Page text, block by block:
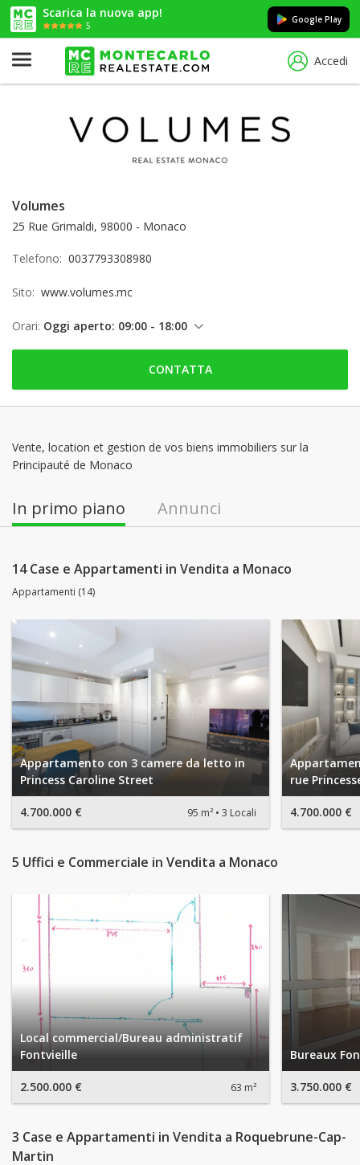
Scarica la nuova app!
5
Google Play
Accedi
Volumes
25 Rue Grimaldi, 98000 - Monaco
Telefono: 0037793308980
Sito: www.volumes.mc
Orari: Oggi aperto: 09:00 - 18:00
giovedì: 09:00 - 18:00
venerdì: 09:00 - 18:00
lunedì: 09:00 - 18:00
martedì: 09:00 - 18:00
CONTATTA
Vente, location et gestion de vos biens immobiliers sur la
Principauté de Monaco
In primo piano Annunci
14 Case e Appartamenti in Vendita a Monaco
Appartamenti (14)
Appartamento con 3 camere da letto in
Princess Caroline Street
4.700.000 € 95 m² 3 Locali
rue
4.700.000 €
5 Uffici e Commerciale in Vendita a Monaco
Local commercial/Bureau administratif
Fontvieille
2.500.000 € 63 m²
Bureaux
3.750.000 €
3 Case e Appartamenti in Vendita a Roquebrune-Cap-
Martin